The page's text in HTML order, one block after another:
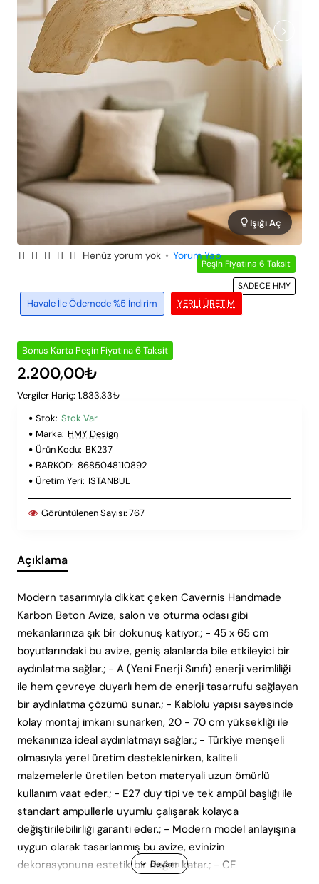
Peşin Fiyatına 6 Taksit
SADECE HMY
Işığı Aç
YERLI ÜRETIM
Havale İle Ödemede %5 İndirim
Henüz yorum yok • Yorum Yap
Bonus Karta Peşin Fiyatına 6 Taksit
2.200,00₺
Vergiler Hariç: 1.833,33₺
Stok: Stok Var
Marka: HMY Design
Ürün Kodu: BK237
BARKOD: 8685048110892
Üretim Yeri: ISTANBUL
Görüntülenen Sayısı:767
Açıklama
Modern tasarımıyla dikkat çeken Cavernis Handmade
Karbon Beton Avize, salon ve oturma odası gibi
mekanlarınıza şık bir dokunuş katıyor.; - 45 x 65 cm
boyutlarındaki bu avize, geniş alanlarda bile etkileyici bir
aydınlatma sağlar.; - A (Yeni Enerji Sınıfı) enerji verimliliği
ile hem çevreye duyarlı hem de enerji tasarrufu sağlayan
bir aydınlatma çözümü sunar.; - Kablolu yapısı sayesinde
kolay montaj imkanı sunarken, 20 - 70 cm yüksekliği ile
mekanınıza ideal aydınlatmayı sağlar.; - Türkiye menşeli
olmasıyla yerel üretim desteklenirken, kaliteli
malzemelerle üretilen beton materyali uzun ömürlü
kullanım vaat eder.; - E27 duy tipi ve tek ampül başlığı ile
standart ampullerle uyumlu çalışarak kolayca
değiştirilebilirliği garanti eder.; - Modern model anlayışına
uygun olarak tasarlanmış bu avize, evinizin
dekorasyonuna estetik bir değer katar.; - CE